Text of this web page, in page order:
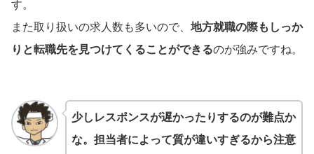
す。
また取り扱いの求人数も多いので、 地方就職の際もしっか
りと転職先を見つけてくることができるのが強みですね。
少しレスポンスが遅かったりするのが難点か
な。担当者によって質が違いすぎるから注意